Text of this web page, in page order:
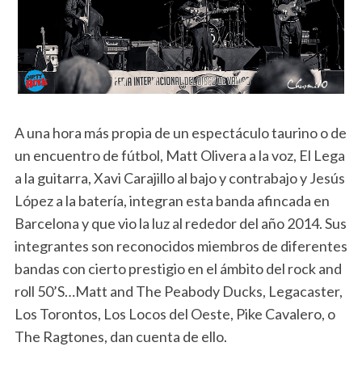
A una hora más propia de un espectáculo taurino o de
un encuentro de fútbol, Matt Olivera a la voz, El Lega
a la guitarra, Xavi Carajillo al bajo y contrabajo y Jesús
López a la batería, integran esta banda afincada en
Barcelona y que vio la luz al rededor del año 2014. Sus
integrantes son reconocidos miembros de diferentes
bandas con cierto prestigio en el ámbito del rock and
roll 50’S…Matt and The Peabody Ducks, Legacaster,
Los Torontos, Los Locos del Oeste, Pike Cavalero, o
The Ragtones, dan cuenta de ello.